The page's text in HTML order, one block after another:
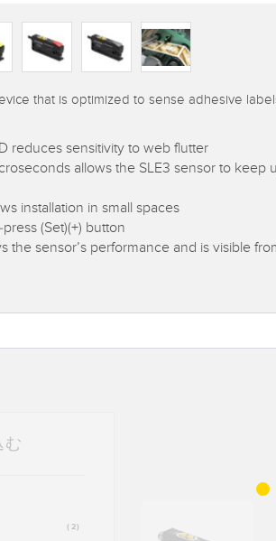
that is optimized to sense adhesive
reduces sensitivity to web flutter
allows the SLE3 sensor to keep
installation in small spaces
(Set)(+) button
the sensor’s performance and is visible
む
(2)